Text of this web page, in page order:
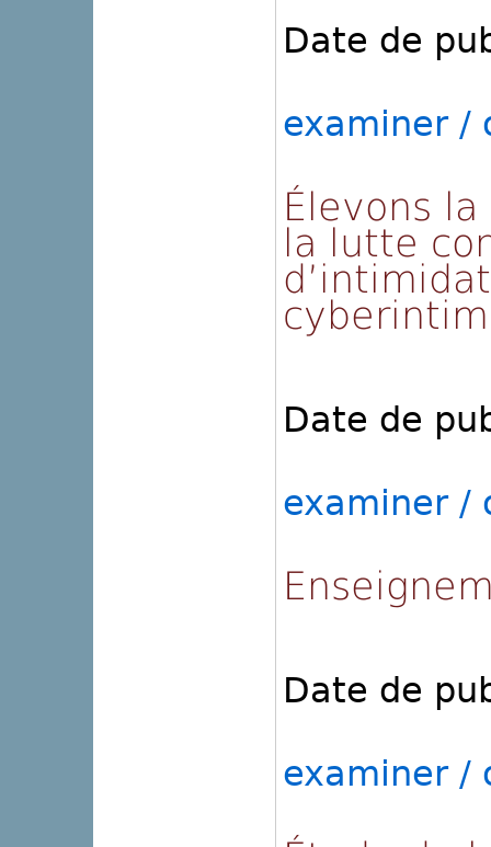
Date de
examiner /
Élevons
la lutte
Date de
examiner /
Date de
examiner /